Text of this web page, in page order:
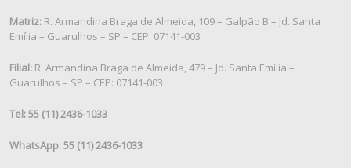
Matriz: R. Armandina Braga de Almeida, 109 – Galpão B – Jd. Santa
Emília – Guarulhos – SP – CEP: 07141-003
Filial: R. Armandina Braga de Almeida, 479 – Jd. Santa Emília –
Guarulhos – SP – CEP: 07141-003
Tel: 55 (11) 2436-1033
WhatsApp: 55 (11) 2436-1033